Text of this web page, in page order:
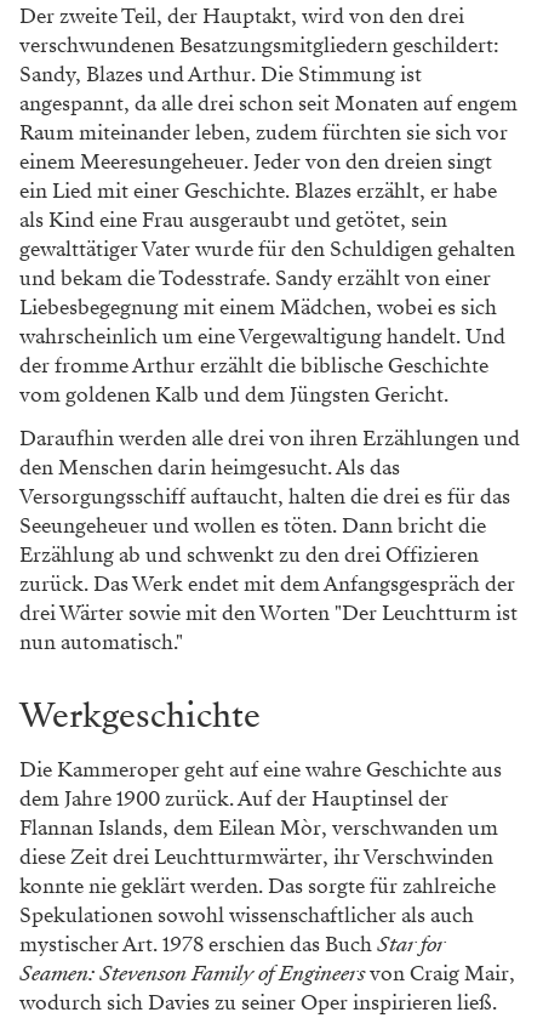
Der zweite Teil, der Hauptakt, wird von den drei
verschwundenen Besatzungsmitgliedern geschildert:
Sandy, Blazes und Arthur. Die Stimmung ist
angespannt, da alle drei schon seit Monaten auf engem
Raum miteinander leben, zudem fürchten sie sich vor
einem Meeresungeheuer. Jeder von den dreien singt
ein Lied mit einer Geschichte. Blazes erzählt, er habe
als Kind eine Frau ausgeraubt und getötet, sein
gewalttätiger Vater wurde für den Schuldigen gehalten
und bekam die Todesstrafe. Sandy erzählt von einer
Liebesbegegnung mit einem Mädchen, wobei es sich
wahrscheinlich um eine Vergewaltigung handelt. Und
der fromme Arthur erzählt die biblische Geschichte
vom goldenen Kalb und dem Jüngsten Gericht.
Daraufhin werden alle drei von ihren Erzählungen und
den Menschen darin heimgesucht. Als das
Versorgungsschiff auftaucht, halten die drei es für das
Seeungeheuer und wollen es töten. Dann bricht die
Erzählung ab und schwenkt zu den drei Offizieren
zurück. Das Werk endet mit dem Anfangsgespräch der
drei Wärter sowie mit den Worten "Der Leuchtturm ist
nun automatisch."
Werkgeschichte
Die Kammeroper geht auf eine wahre Geschichte aus
dem Jahre 1900 zurück. Auf der Hauptinsel der
Flannan Islands, dem Eilean Mòr, verschwanden um
diese Zeit drei Leuchtturmwärter, ihr Verschwinden
konnte nie geklärt werden. Das sorgte für zahlreiche
Spekulationen sowohl wissenschaftlicher als auch
mystischer Art. 1978 erschien das BuchStar for
Seamen: Stevenson Family of Engineersvon Craig Mair,
wodurch sich Davies zu seiner Oper inspirieren ließ.